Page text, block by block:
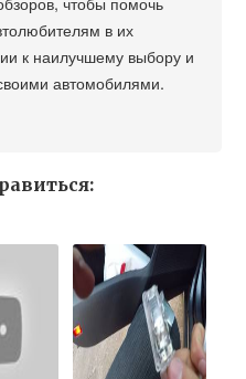
в их
к наилучшему выбору и
автомобилями.